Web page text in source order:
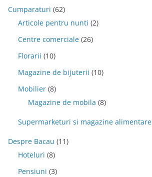
Cumparaturi (62)
Articole pentru nunti (2)
Centre comerciale (26)
Florarii (10)
Magazine de bijuterii (10)
Mobilier (8)
Magazine de mobila (8)
Supermarketuri si magazine alimentare
Despre Bacau (11)
Hoteluri (8)
Pensiuni (3)